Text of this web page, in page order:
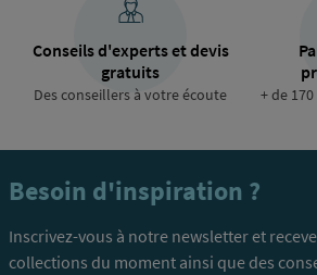
Conseils d'experts et devis
gratuits
Des conseillers à votre écoute + de
Besoin d'inspiration ?
Inscrivez-vous à notre newsletter et
collections du moment ainsi que des